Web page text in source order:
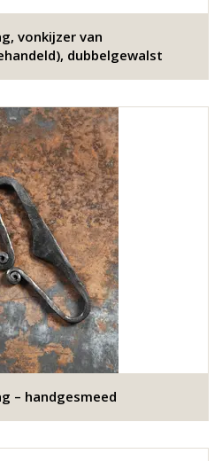
vonkijzer van
dubbelgewalst
– handgesmeed